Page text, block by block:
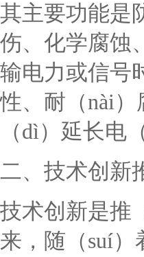
其主要功能是
伤、化学腐蚀
输电力或信号
性、耐（nài
（dì）延长电
二、技术创新
技术创新是推
来，随（suí